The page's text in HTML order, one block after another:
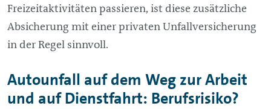
Freizeitaktivitäten passieren, ist diese zusätzliche
Absicherung mit einer privaten Unfallversicherung
in der Regel sinnvoll.
Autounfall auf dem Weg zur Arbeit
und auf Dienstfahrt: Berufsrisiko?